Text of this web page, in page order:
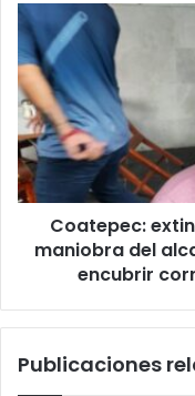
lo
asesinan
a
sangre
fría
Coatepec:
extinción
del
Sindicato
de
CMAS,
maniobra
del
alcalde
Raymundo
Andrade
corrupción,
LAVIDA
Coatepec:
maniobra del
encubrir
Publicaciones